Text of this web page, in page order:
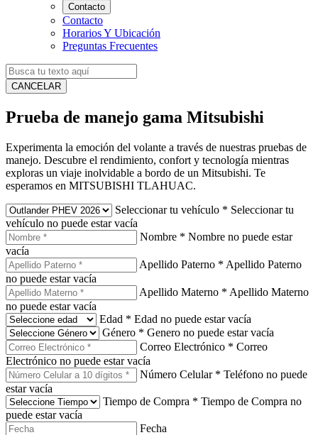
Contacto
Contacto
Horarios Y Ubicación
Preguntas Frecuentes
CANCELAR
Prueba de manejo gama Mitsubishi
Experimenta la emoción del volante a través de nuestras pruebas de
manejo. Descubre el rendimiento, confort y tecnología mientras
exploras un viaje inolvidable a bordo de un Mitsubishi. Te
esperamos en MITSUBISHI TLAHUAC.
Seleccionar tu vehículo * Seleccionar tu
vehículo no puede estar vacía
Nombre * Nombre no puede estar
vacía
Apellido Paterno * Apellido Paterno
no puede estar vacía
Apellido Materno * Apellido Materno
no puede estar vacía
Edad * Edad no puede estar vacía
Género * Genero no puede estar vacía
Correo Electrónico * Correo
Electrónico no puede estar vacía
Número Celular * Teléfono no puede
estar vacía
Tiempo de Compra * Tiempo de Compra no
puede estar vacía
Fecha